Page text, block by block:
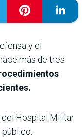
y el
más de tres
del Hospital Militar